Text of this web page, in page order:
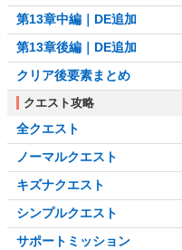
第13章中編｜DE追加
第13章後編｜DE追加
クリア後要素まとめ
クエスト攻略
全クエスト
ノーマルクエスト
キズナクエスト
シンプルクエスト
サポートミッション